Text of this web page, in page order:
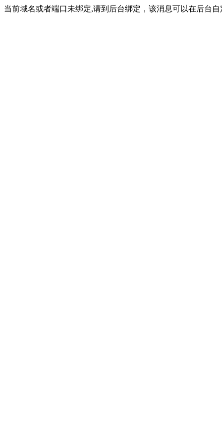
当前域名或者端口未绑定,请到后台绑定，该消息可以在后台自